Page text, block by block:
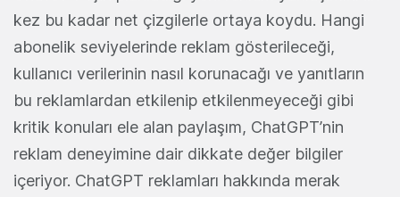
kez bu kadar net çizgilerle ortaya koydu. Hangi
abonelik seviyelerinde reklam gösterileceği,
kullanıcı verilerinin nasıl korunacağı ve yanıtların
bu reklamlardan etkilenip etkilenmeyeceği gibi
kritik konuları ele alan paylaşım, ChatGPT’nin
reklam deneyimine dair dikkate değer bilgiler
içeriyor. ChatGPT reklamları hakkında merak